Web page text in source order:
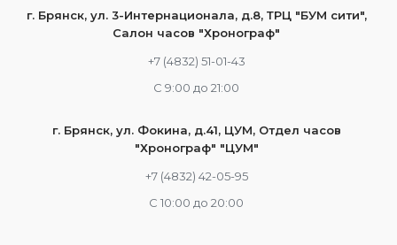
г. Брянск, ул. 3-Интернационала, д.8, ТРЦ "БУМ сити",
Салон часов "Хронограф"
+7 (4832) 51-01-43
С 9:00 до 21:00
г. Брянск, ул. Фокина, д.41, ЦУМ, Отдел часов
"Хронограф" "ЦУМ"
+7 (4832) 42-05-95
С 10:00 до 20:00